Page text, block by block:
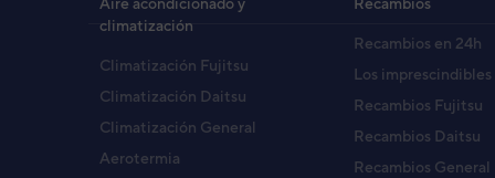
Código:
climatización
Climatización Fujitsu
Climatización Daitsu
Climatización General
Aerotermia
Recambios en 24h
Los imprescindibles
Recambios Fujitsu
Recambios Daitsu
Recambios General